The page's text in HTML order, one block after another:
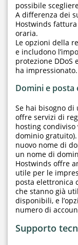
possibile
A differenza dei
Hostwinds
oraria.
Le opzioni della
e includono
protezione DDoS
ha impressionato.
Domini e posta
Se hai bisogno di
offre servizi di
hosting
dominio
nuovo nome di
un nome di
Hostwinds offre
utile per le
posta elettronica
che stanno già
disponibili, e
numero di
Supporto